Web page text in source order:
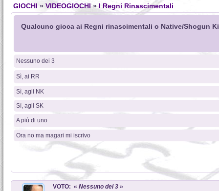
GIOCHI » VIDEOGIOCHI » I Regni Rinascimentali
Qualcuno gioca ai Regni rinascimentali o Native/Shogun
Nessuno dei 3
Sì, ai RR
Sì, agli NK
Sì, agli SK
A più di uno
Ora no ma magari mi iscrivo
VOTO: « Nessuno dei 3 »